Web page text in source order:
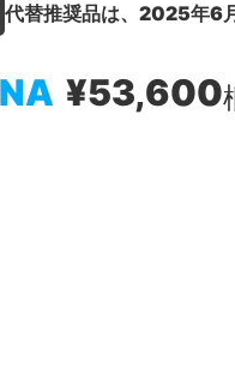
代替推奨品は、2025年6
¥53,600